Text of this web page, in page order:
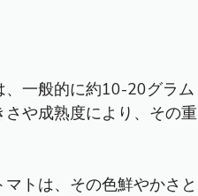
、一般的に約10-20グラム
や成熟度により、その重
トは、その色鮮やかさと